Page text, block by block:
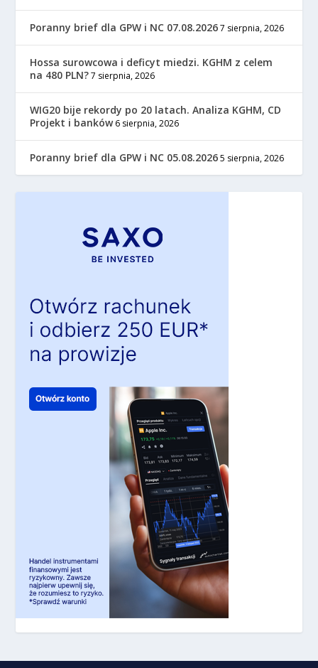
Poranny brief dla GPW i NC 07.08.2026 7 sierpnia, 2026
Hossa surowcowa i deficyt miedzi. KGHM z celem
na 480 PLN? 7 sierpnia, 2026
WIG20 bije rekordy po 20 latach. Analiza KGHM, CD
Projekt i banków 6 sierpnia, 2026
Poranny brief dla GPW i NC 05.08.2026 5 sierpnia, 2026